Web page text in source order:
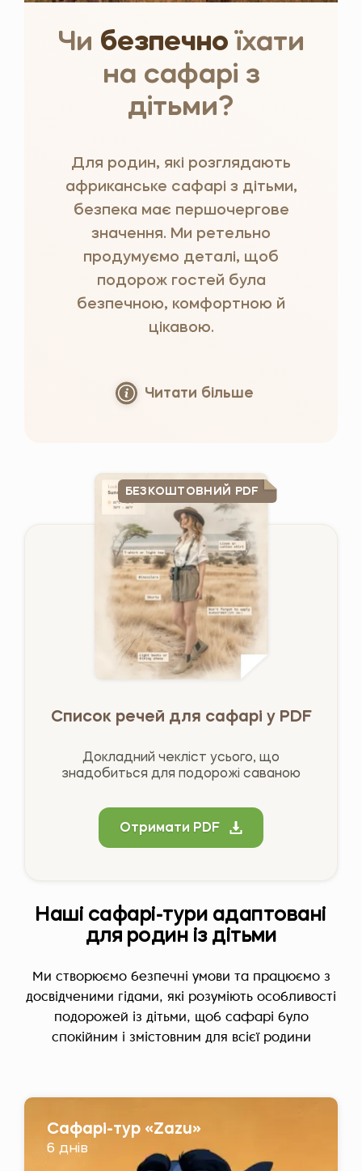
Чи безпечно їхати
на сафарі з
дітьми?
Для родин, які розглядають
африканське сафарі з дітьми,
безпека має першочергове
значення. Ми ретельно
продумуємо деталі, щоб
подорож гостей була
безпечною, комфортною й
цікавою.
Читати більше
БЕЗКОШТОВНИЙ PDF
Список речей для сафарі у PDF
Докладний чекліст усього, що
знадобиться для подорожі саваною
Отримати PDF
Наші сафарі-тури адаптовані
для родин із дітьми
Ми створюємо безпечні умови та працюємо з
досвідченими гідами, які розуміють особливості
подорожей із дітьми, щоб сафарі було
спокійним і змістовним для всієї родини
Сафарі-тур «Zazu»
6 днів